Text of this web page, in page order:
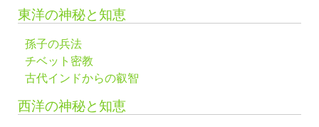
東洋の神秘と知恵
孫子の兵法
チベット密教
古代インドからの叡智
西洋の神秘と知恵